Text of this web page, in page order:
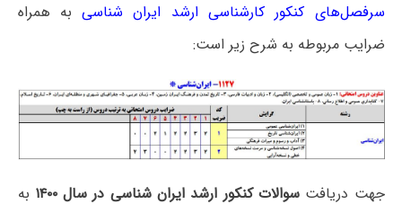
سرفصل‌های کنکور کارشناسی ارشد ایران شناسیبه همراه
ضرایب مربوطه به شرح زیر است:
جهت دریافتسوالات کنکور ارشد ایران شناسی در سال ۱۴۰۰
به